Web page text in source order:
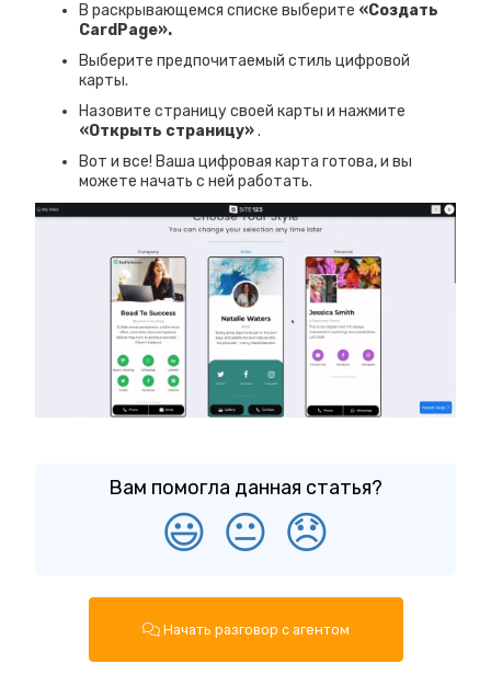
В раскрывающемся списке выберите «Создать
CardPage».
Выберите предпочитаемый стиль цифровой
карты.
Назовите страницу своей карты и нажмите
«Открыть страницу».
Вот и все! Ваша цифровая карта готова, и вы
можете начать с ней работать.
Вам помогла данная статья?
😃 😐 😞
Начать разговор с агентом